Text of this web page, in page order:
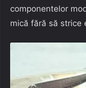
componentelor
mică fără să strice